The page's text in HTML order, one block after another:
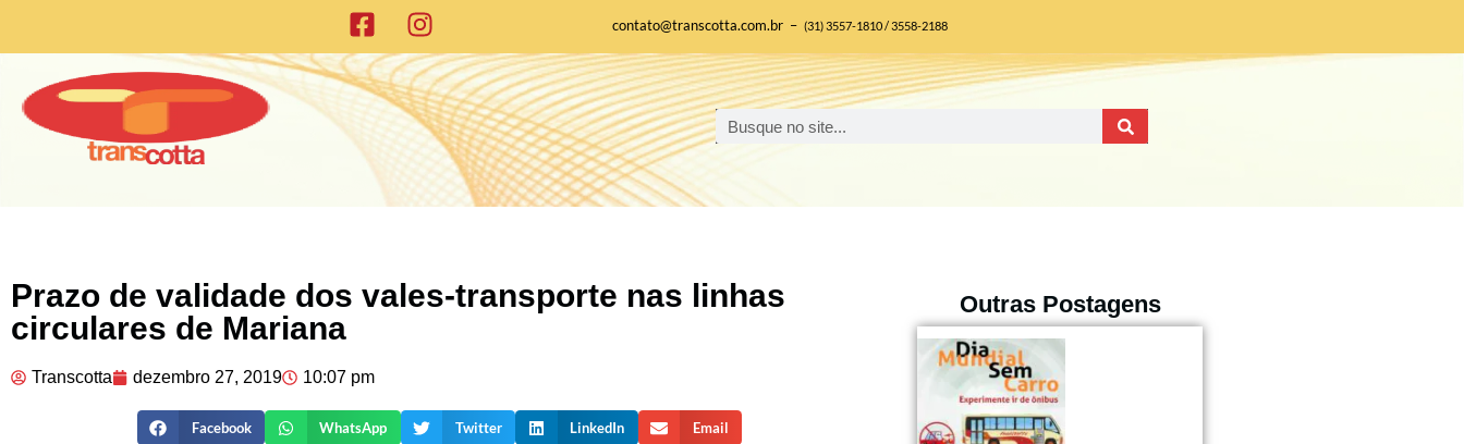
contato@transcotta.com.br – (31) 3557-1810 / 3558-2188
Prazo de validade dos vales-transporte nas linhas
circulares de Mariana
Transcotta dezembro 27, 2019 10:07 pm
Facebook WhatsApp Twitter LinkedIn Email
Outras Postagens